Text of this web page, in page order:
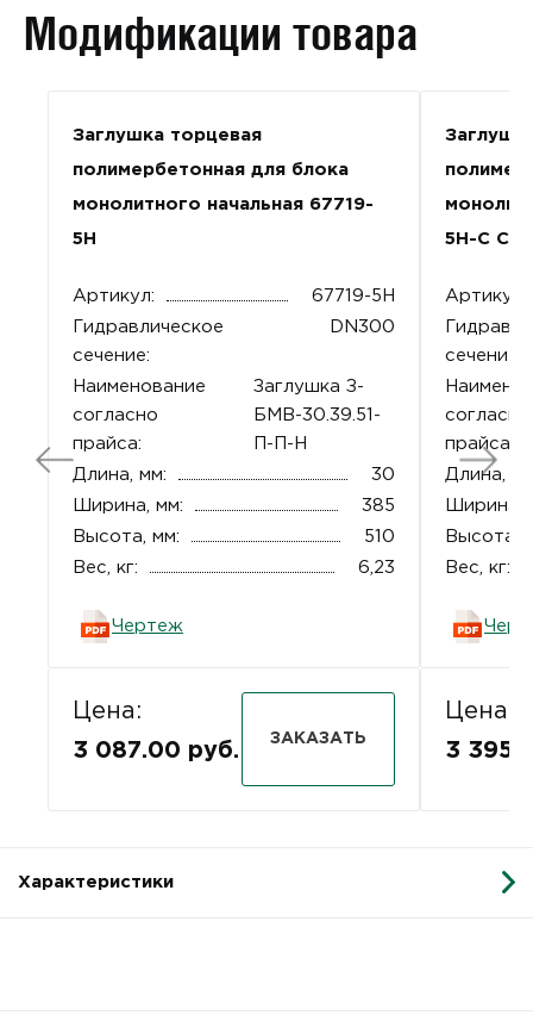
Модификации товара
Заглушка торцевая
полимербетонная для блока
монолитного начальная 67719-
5Н
Артикул:
67719-5Н
Гидравлическое
сечение:
DN300
Наименование
согласно
прайса:
Заглушка З-
БМВ-30.39.51-
П-П-Н
Длина, мм:
30
Ширина, мм:
385
Высота, мм:
510
Вес, кг:
6,23
Чертеж
Цена:
3 087.00 руб.
ЗАКАЗАТЬ
5Н-С
Артикул:
сечение:
согласно
прайса:
Длина,
Ширина,
Высота,
Вес, кг:
Цена:
3
Характеристики